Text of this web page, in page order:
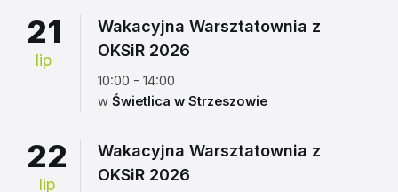
21
lip
Wakacyjna Warsztatownia z
OKSiR 2026
10:00 - 14:00
w Świetlica w Strzeszowie
22
lip
Wakacyjna Warsztatownia z
OKSiR 2026